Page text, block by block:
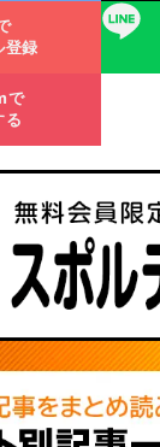
登録
LINE
で
る